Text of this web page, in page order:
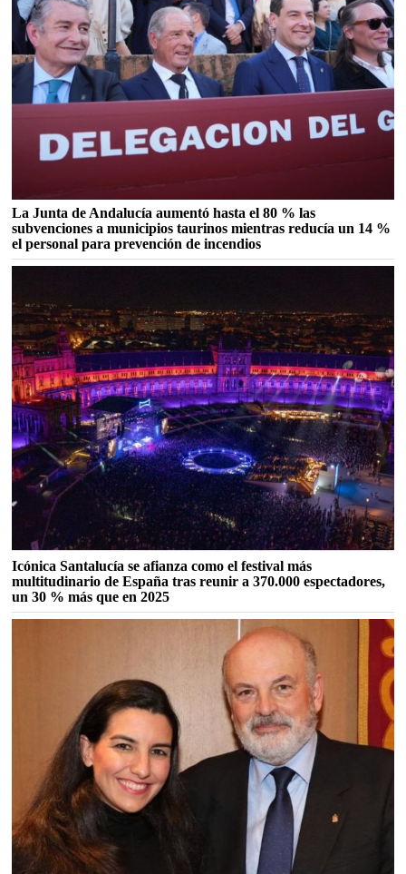
La Junta de Andalucía aumentó hasta el 80 % las
subvenciones a municipios taurinos mientras reducía un 14 %
el personal para prevención de incendios
Icónica Santalucía se afianza como el festival más
multitudinario de España tras reunir a 370.000 espectadores,
un 30 % más que en 2025